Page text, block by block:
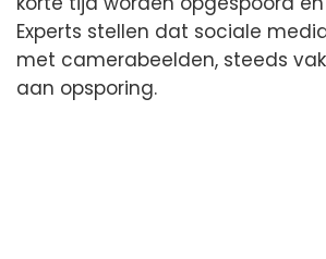
Experts stellen dat sociale
met camerabeelden, steeds
aan opsporing.